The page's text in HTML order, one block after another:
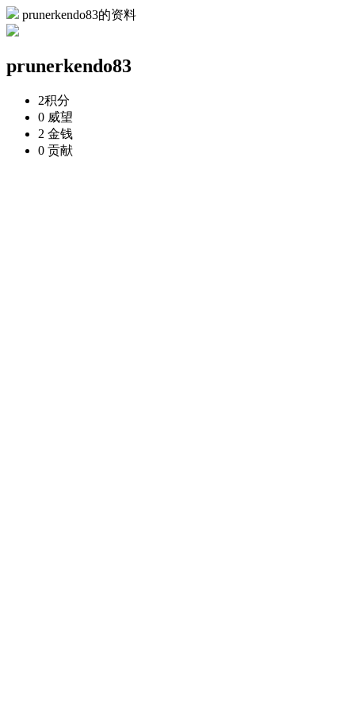
prunerkendo83的资料
prunerkendo83
2积分
0 威望
2 金钱
0 贡献